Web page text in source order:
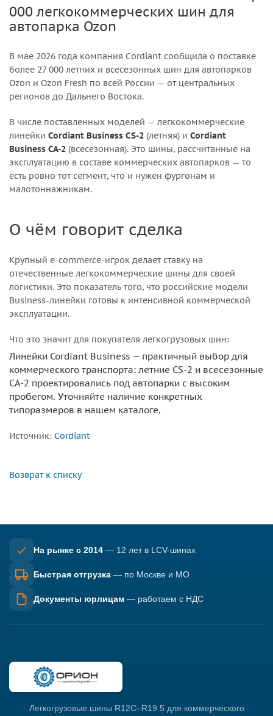
000 легкокоммерческих шин для
автопарка Ozon
В мае 2026 года компания Cordiant сообщила о поставке
более 27 000 летних и всесезонных шин для автопарков
Ozon и Ozon Fresh по всей России — от центральных
регионов до Дальнего Востока.
В числе поставленных моделей — легкокоммерческие
линейки Cordiant Business CS-2 (летняя) и Cordiant
Business CA-2 (всесезонная). Это шины, рассчитанные на
эксплуатацию в составе коммерческих автопарков — то
есть ровно тот сегмент, что и нужен фургонам и
малотоннажникам.
О чём говорит сделка
Крупный e-commerce-игрок делает ставку на
отечественные легкокоммерческие шины для своей
логистики. Это показатель того, что российские модели
Business-линейки готовы к интенсивной коммерческой
эксплуатации.
Что это значит для покупателя легкогрузовых шин:
Линейки Cordiant Business — практичный выбор для
коммерческого транспорта: летние CS-2 и всесезонные
CA-2 проектировались под автопарки с высоким
пробегом. Уточняйте наличие конкретных
типоразмеров в нашем каталоге.
Источник: Cordiant
Возврат к списку
На рынке с 2014 — 12 лет в LCV-шинах
Быстрая отгрузка — по Москве и МО
Документы юрлицам — работаем с НДС
Легкогрузовые шины R12C–R19.5 для коммерческого